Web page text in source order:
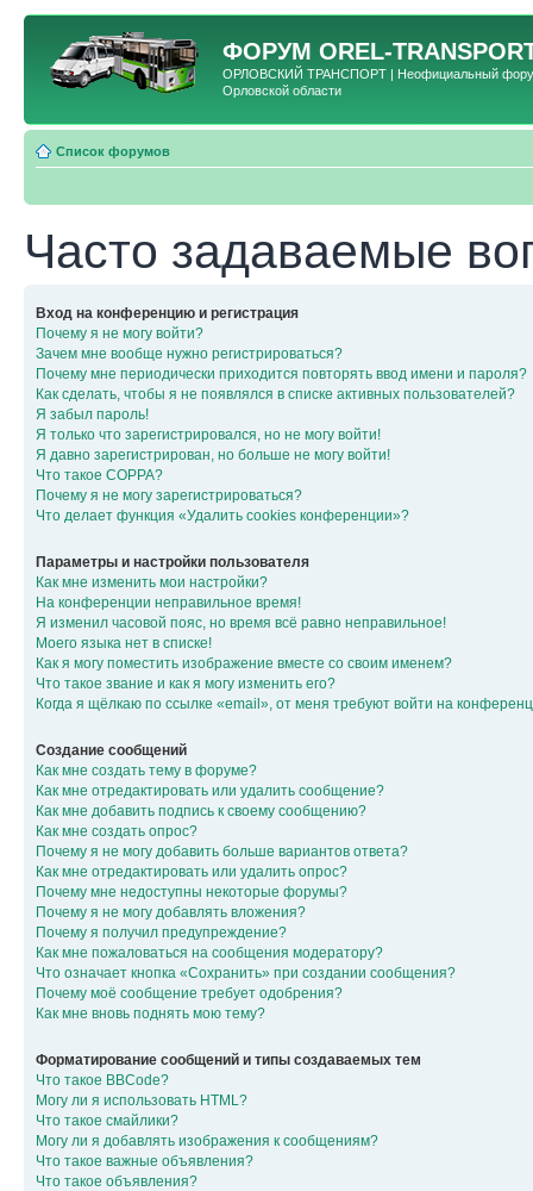
ФОРУМ OREL-
ОРЛОВСКИЙ ТРАНСПОРТ | Неофициальный форум
Орловской области
Список форумов
Часто задаваемые
Вход на конференцию и регистрация
Почему я не могу войти?
Зачем мне вообще нужно регистрироваться?
Почему мне периодически приходится повторять ввод имени и пароля?
Как сделать, чтобы я не появлялся в списке активных пользователей?
Я забыл пароль!
Я только что зарегистрировался, но не могу войти!
Я давно зарегистрирован, но больше не могу войти!
Что такое COPPA?
Почему я не могу зарегистрироваться?
Что делает функция «Удалить cookies конференции»?
Параметры и настройки пользователя
Как мне изменить мои настройки?
На конференции неправильное время!
Я изменил часовой пояс, но время всё равно неправильное!
Моего языка нет в списке!
Как я могу поместить изображение вместе со своим именем?
Что такое звание и как я могу изменить его?
Когда я щёлкаю по ссылке «email», от меня требуют войти на
Создание сообщений
Как мне создать тему в форуме?
Как мне отредактировать или удалить сообщение?
Как мне добавить подпись к своему сообщению?
Как мне создать опрос?
Почему я не могу добавить больше вариантов ответа?
Как мне отредактировать или удалить опрос?
Почему мне недоступны некоторые форумы?
Почему я не могу добавлять вложения?
Почему я получил предупреждение?
Как мне пожаловаться на сообщения модератору?
Что означает кнопка «Сохранить» при создании сообщения?
Почему моё сообщение требует одобрения?
Как мне вновь поднять мою тему?
Форматирование сообщений и типы создаваемых тем
Что такое BBCode?
Могу ли я использовать HTML?
Что такое смайлики?
Могу ли я добавлять изображения к сообщениям?
Что такое важные объявления?
Что такое объявления?